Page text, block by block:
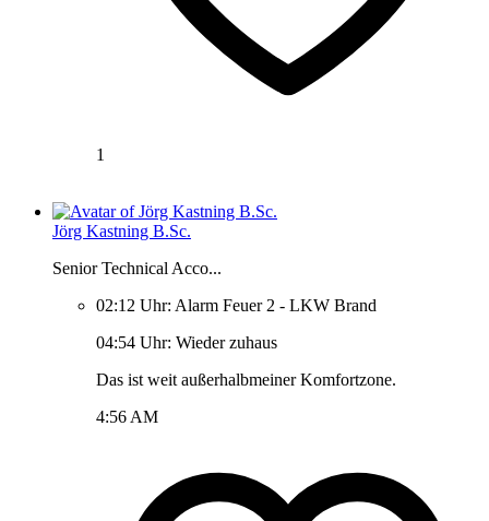
1
Jörg Kastning B.Sc.
Senior Technical Acco...
02:12 Uhr: Alarm Feuer 2 - LKW Brand
04:54 Uhr: Wieder zuhaus
Das ist weit außerhalbmeiner Komfortzone.
4:56 AM